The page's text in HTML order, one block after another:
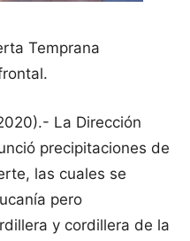
Temprana
La Dirección
precipitaciones de
las cuales se
pero
y cordillera de la